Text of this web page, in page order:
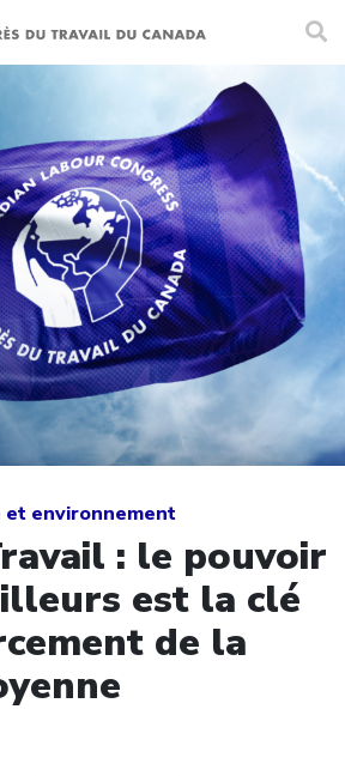
et environnement
: le pouvoir
est la clé
de la